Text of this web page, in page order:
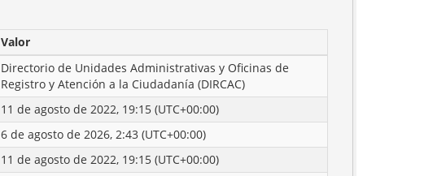
Valor
Directorio de Unidades Administrativas y Oficinas de
Registro y Atención a la Ciudadanía (DIRCAC)
11 de agosto de 2022, 19:15 (UTC+00:00)
6 de agosto de 2026, 2:43 (UTC+00:00)
11 de agosto de 2022, 19:15 (UTC+00:00)